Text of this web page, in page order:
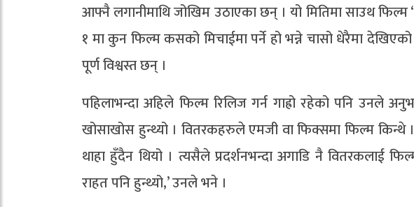
आफ्नै लगानीमाथि जोखिम उठाएका छन् । यो मितिमा साउथ
१ मा कुन फिल्म कसको मिचाईमा पर्ने हो भन्ने चासो धेरैमा
पूर्ण विश्वस्त छन् ।
पहिलाभन्दा अहिले फिल्म रिलिज गर्न गाह्रो रहेको पनि उनले
खोसाखोस हुन्थ्यो । वितरकहरुले एमजी वा फिक्समा फिल्म
थाहा हुँदैन थियो । त्यसैले प्रदर्शनभन्दा अगाडि नै वितरकलाई
राहत पनि हुन्थ्यो,’ उनले भने ।